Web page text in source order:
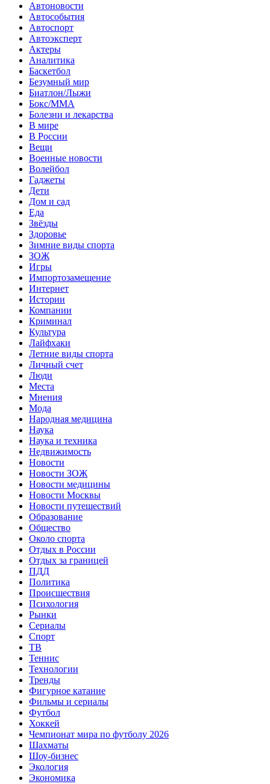
Автоновости
Автособытия
Автоспорт
Автоэксперт
Актеры
Аналитика
Баскетбол
Безумный мир
Биатлон/Лыжи
Бокс/MMA
Болезни и лекарства
В мире
В России
Вещи
Военные новости
Волейбол
Гаджеты
Дети
Дом и сад
Еда
Звёзды
Здоровье
Зимние виды спорта
ЗОЖ
Игры
Импортозамещение
Интернет
Истории
Компании
Криминал
Культура
Лайфхаки
Летние виды спорта
Личный счет
Люди
Места
Мнения
Мода
Народная медицина
Наука
Наука и техника
Недвижимость
Новости
Новости ЗОЖ
Новости медицины
Новости Москвы
Новости путешествий
Образование
Общество
Около спорта
Отдых в России
Отдых за границей
ПДД
Политика
Происшествия
Психология
Рынки
Сериалы
Спорт
ТВ
Теннис
Технологии
Тренды
Фигурное катание
Фильмы и сериалы
Футбол
Хоккей
Чемпионат мира по футболу 2026
Шахматы
Шоу-бизнес
Экология
Экономика